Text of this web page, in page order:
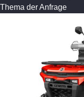
Thema der Anfrage